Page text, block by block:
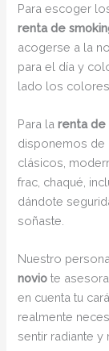
Para escoger
renta de
acogerse a la
para el día y
lado los colores
Para larenta de
disponemos de
clásicos,
frac, chaqué,
dándote
soñaste.
Nuestro
novio te
en cuenta tu
realmente
sentir radiante y